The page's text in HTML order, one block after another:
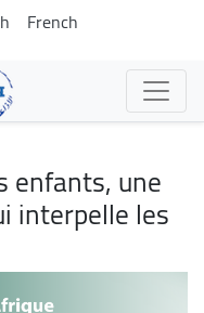
French
enfants, une
interpelle les